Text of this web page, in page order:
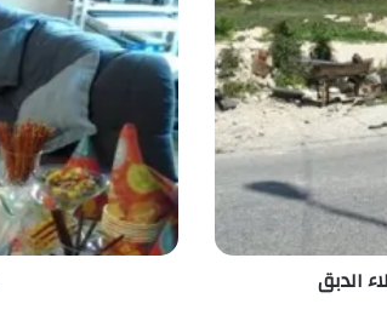
الدبق
د
م
ي
ل
ا
د
ا
ل
ط
ف